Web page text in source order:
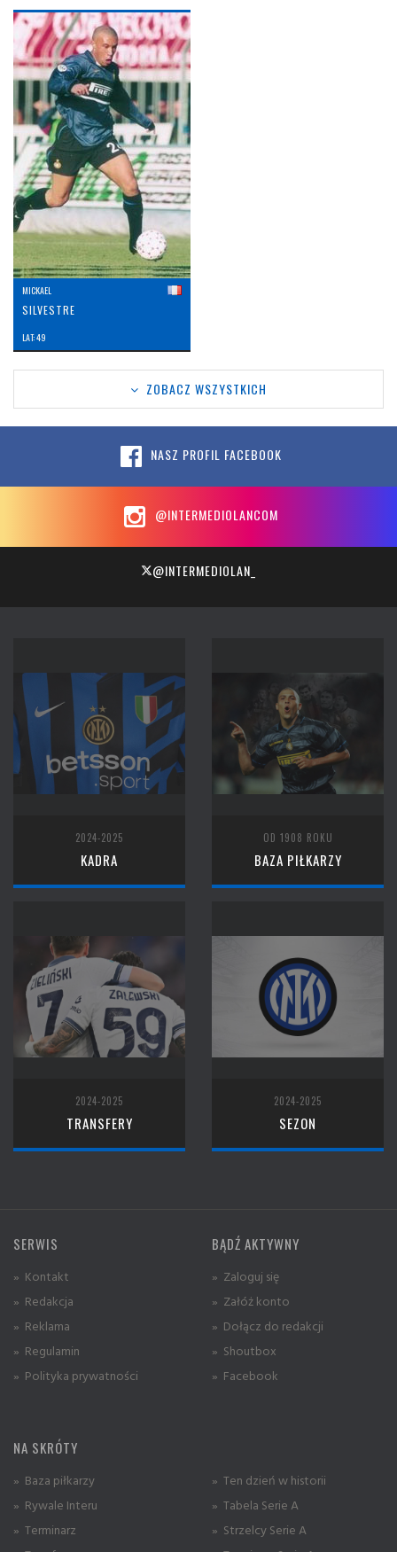
MICKAEL
SILVESTRE
LAT: 49
ZOBACZ WSZYSTKICH
NASZ PROFIL FACEBOOK
@INTERMEDIOLANCOM
@INTERMEDIOLAN_
2024-2025
KADRA
OD 1908 ROKU
BAZA PIŁKARZY
2024-2025
TRANSFERY
2024-2025
SEZON
SERWIS
» Kontakt
» Redakcja
» Reklama
» Regulamin
» Polityka prywatności
BĄDŹ AKTYWNY
» Zaloguj się
» Załóż konto
» Dołącz do redakcji
» Shoutbox
» Facebook
NA SKRÓTY
» Baza piłkarzy
» Rywale Interu
» Terminarz
» Ten dzień w historii
» Tabela Serie A
» Strzelcy Serie A